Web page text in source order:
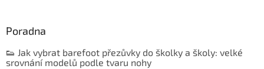
Poradna
👟 Jak vybrat barefoot přezůvky do školky a školy: velké
srovnání modelů podle tvaru nohy